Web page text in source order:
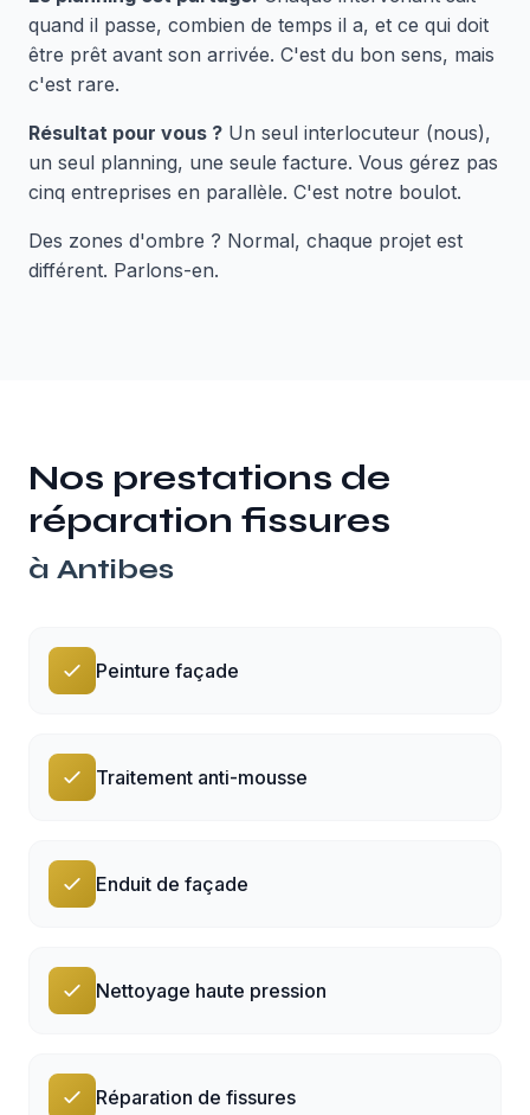
quand il passe, combien de temps il a, et ce qui doit
être prêt avant son arrivée. C'est du bon sens, mais
c'est rare.
Résultat pour vous ? Un seul interlocuteur (nous),
un seul planning, une seule facture. Vous gérez pas
cinq entreprises en parallèle. C'est notre boulot.
Des zones d'ombre ? Normal, chaque projet est
différent. Parlons-en.
Nos prestations de
réparation fissures
à Antibes
Peinture façade
Traitement anti-mousse
Enduit de façade
Nettoyage haute pression
Réparation de fissures